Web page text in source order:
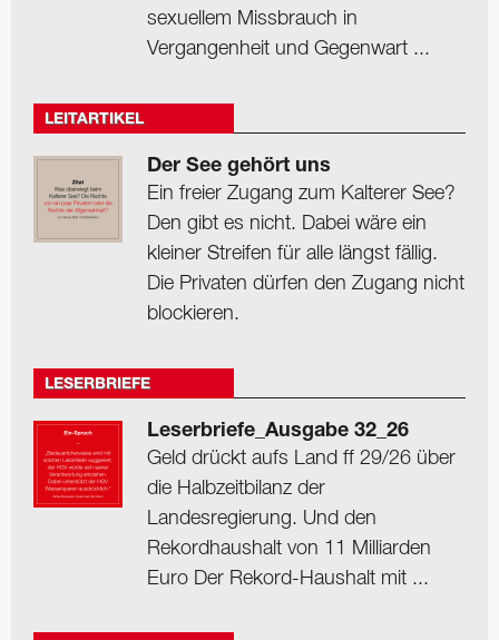
sexuellem Missbrauch in
Vergangenheit und Gegenwart ...
LEITARTIKEL
Der See gehört uns
Ein freier Zugang zum Kalterer See?
Den gibt es nicht. Dabei wäre ein
kleiner Streifen für alle längst fällig.
Die Privaten dürfen den Zugang nicht
blockieren.
LESERBRIEFE
Leserbriefe_Ausgabe 32_26
Geld drückt aufs Land ff 29/26 über
die Halbzeitbilanz der
Landesregierung. Und den
Rekordhaushalt von 11 Milliarden
Euro Der Rekord-Haushalt mit ...